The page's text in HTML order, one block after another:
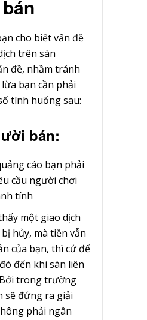
cho biết vấn đề
trên sàn
đề, nhầm tránh
bạn cần phải
tình huống sau:
bán:
cáo bạn phải
cầu người chơi
tính
một giao dịch
hủy, mà tiền vẫn
của bạn, thì cứ để
đến khi sàn liên
trong trường
sẽ đứng ra giải
phải ngân